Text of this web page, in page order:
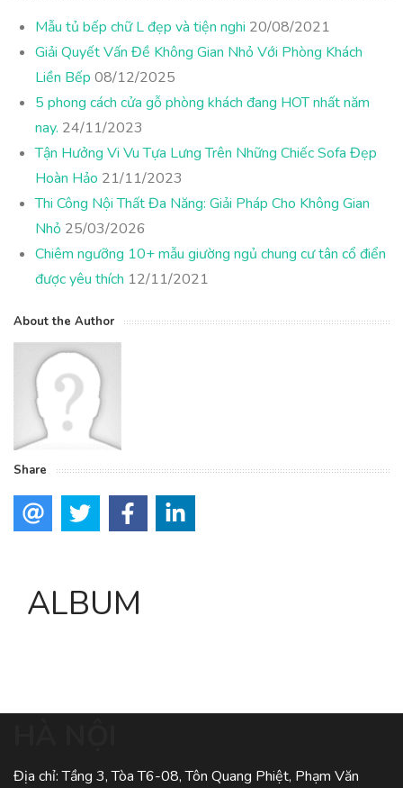
Mẫu tủ bếp chữ L đẹp và tiện nghi 20/08/2021
Giải Quyết Vấn Đề Không Gian Nhỏ Với Phòng Khách
Liền Bếp 08/12/2025
5 phong cách cửa gỗ phòng khách đang HOT nhất năm
nay. 24/11/2023
Tận Hưởng Vi Vu Tựa Lưng Trên Những Chiếc Sofa Đẹp
Hoàn Hảo 21/11/2023
Thi Công Nội Thất Đa Năng: Giải Pháp Cho Không Gian
Nhỏ 25/03/2026
Chiêm ngưỡng 10+ mẫu giường ngủ chung cư tân cổ điển
được yêu thích 12/11/2021
About the Author
Share
ALBUM
Địa chỉ: Tầng 3, Tòa T6-08, Tôn Quang Phiệt, Phạm Văn